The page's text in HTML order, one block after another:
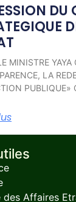
DU
MINISTRE YAYA
LA
PUBLIQUE»
des Affaires